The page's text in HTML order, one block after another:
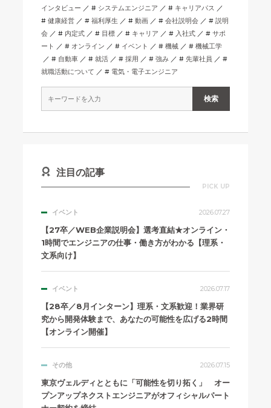
インタビュー
システムエンジニア
キャリアパス
健康経営
福利厚生 動画 会社説明会
説明
会
内定式 目標 キャリア 入社式
サポ
ート
オンライン イベント 機械
機械工学
自動車
就活 採用 強み
先輩社員
就職活動について
電気・電子エンジニア
注目の記事
PICK UP
イベント 2026.07.27
【27卒／WEB企業説明会】選考直結★オンライン・
1時間でエンジニアの仕事・働き方がわかる【理系・
文系向け】
イベント 2026.07.17
【28卒／8月インターン】理系・文系歓迎！業界研
究から開発体験まで、あなたの可能性を広げる2時間
【オンライン開催】
その他 2026.07.15
東京ヴェルディとともに「可能性を切り拓く」 オー
プンアップネクストエンジニアがオフィシャルパート